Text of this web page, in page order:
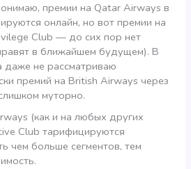
премии на Qatar Airways в
онлайн, но вот премии на
Club — до сих пор нет
в ближайшем будущем). В
даже не рассматриваю
премий на British Airways через
муторно.
(как и на любых других
Club тарифицируются
чем больше сегментов, тем